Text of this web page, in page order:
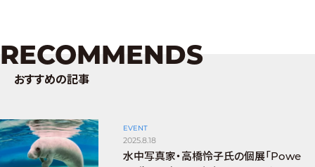
RECOMMENDS
おすすめの記事
EVENT
2025.8.18
水中写真家・高橋怜子氏の個展「Powe